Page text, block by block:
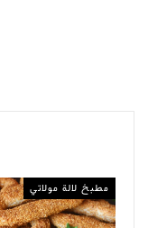
مطبخ لالة مولاتي